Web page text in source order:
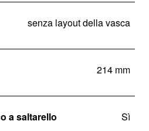
senza layout della vasca
214 mm
a saltarello Sì